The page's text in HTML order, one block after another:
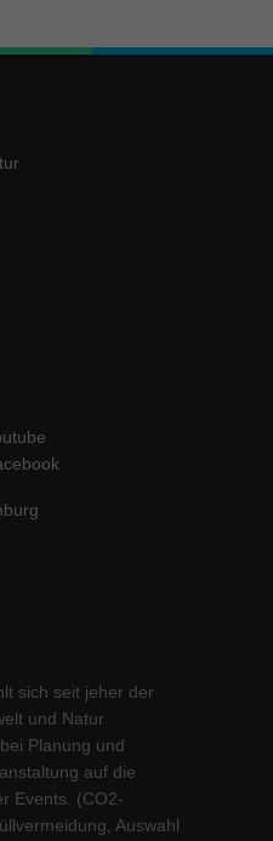
sich seit jeher der
und Natur
Planung und
auf die
Events. (CO2-
Auswahl
von externen Medien akzeptiert
anzeigen